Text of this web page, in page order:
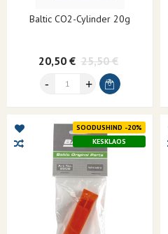
Baltic CO2-Cylinder 20g
20,50 € 25,50 €
SOODUSHIND -20%
KESKLAOS